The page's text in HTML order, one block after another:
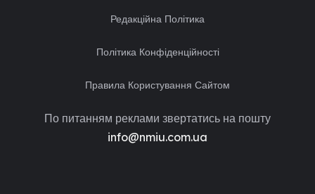
Редакційна Політика
Політика Конфіденційності
Правила Користування Сайтом
По питанням реклами звертатись на пошту
info@nmiu.com.ua